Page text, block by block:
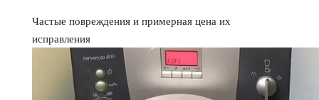
Частые повреждения и примерная цена их
исправления